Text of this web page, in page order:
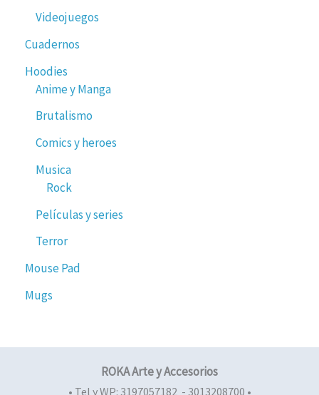
Videojuegos
Cuadernos
Hoodies
Anime y Manga
Brutalismo
Comics y heroes
Musica
Rock
Películas y series
Terror
Mouse Pad
Mugs
ROKA Arte y Accesorios
• Tel y WP: 3197057182 - 3013208700 •